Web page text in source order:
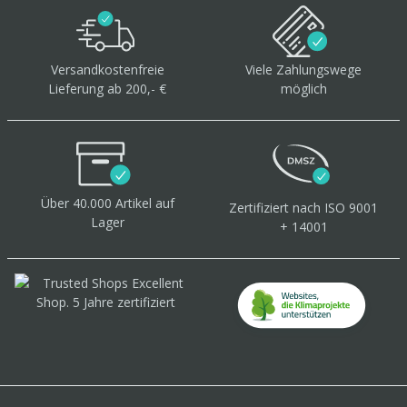
Versandkostenfreie
Lieferung ab 200,- €
Viele Zahlungswege
möglich
Über 40.000 Artikel auf
Lager
Zertifiziert nach ISO 9001
+ 14001